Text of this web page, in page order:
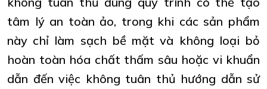
tâm lý an toàn ảo, trong khi các sản phẩm
này chỉ làm sạch bề mặt và không loại bỏ
hoàn toàn hóa chất thấm sâu hoặc vi khuẩn
dẫn đến việc không tuân thủ hướng dẫn sử